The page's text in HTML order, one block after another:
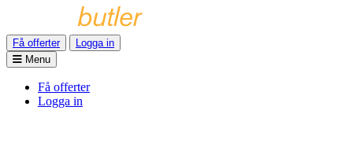
Få offerter
Logga in
Menu
Få offerter
Logga in